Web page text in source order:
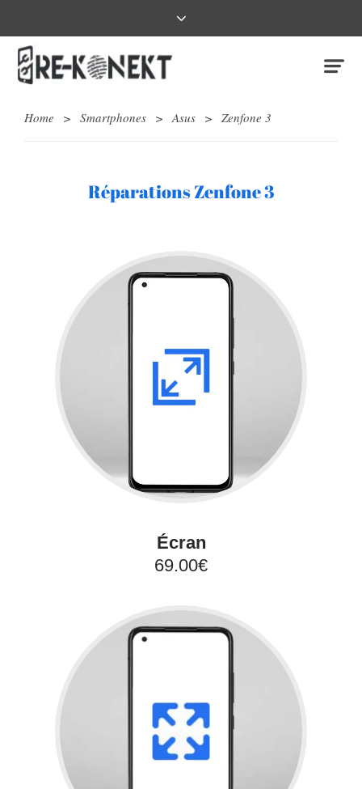
Home > Smartphones > Asus > Zenfone 3
Réparations Zenfone 3
Écran
69.00€